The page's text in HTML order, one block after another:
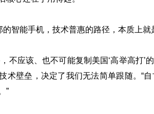
的智能手机，技术普惠的路径，本质上
不应该、也不可能复制美国‘高举高打
术壁垒，决定了我们无法简单跟随。“
”